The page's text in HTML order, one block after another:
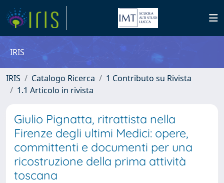
IRIS
IRIS Catalogo Ricerca
1 Contributo su Rivista
1.1 Articolo in rivista
Giulio Pignatta, ritrattista nella
Firenze degli ultimi Medici: opere,
committenti e documenti per una
ricostruzione della prima attività
toscana